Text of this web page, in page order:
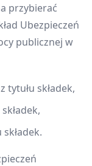
przybierać
Ubezpieczeń
publicznej w
tytułu składek,